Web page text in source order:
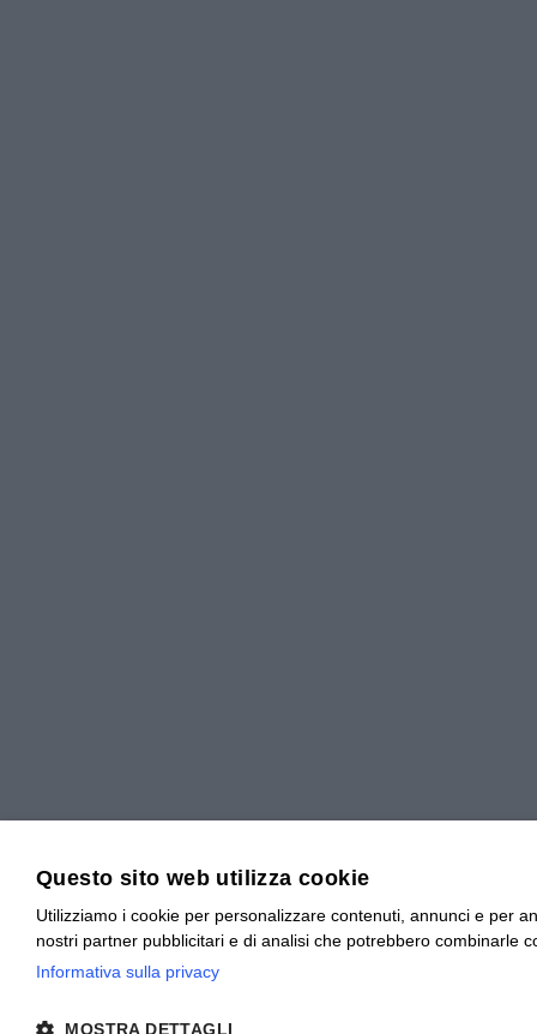
Questo sito web utilizza cookie
Utilizziamo i cookie per personalizzare contenuti, annunci e per
nostri partner pubblicitari e di analisi che potrebbero combinarle
Informativa sulla privacy
MOSTRA DETTAGLI